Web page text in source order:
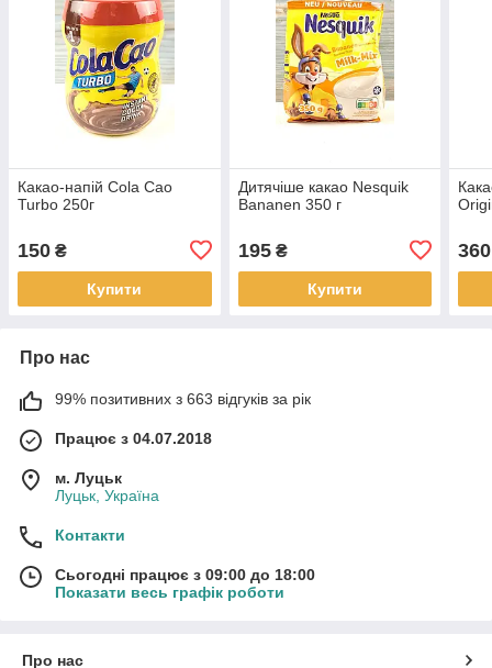
Какао-напій Cola Cao
Turbo 250г
150 ₴
Купити
Дитячіше какао Nesquik
Bananen 350 г
195₴
Купити
360
Про нас
99% позитивних з 663 відгуків за рік
Працює з 04.07.2018
м. Луцьк
Луцьк, Україна
Контакти
Сьогодні працює з 09:00 до 18:00
Показати весь графік роботи
Про нас